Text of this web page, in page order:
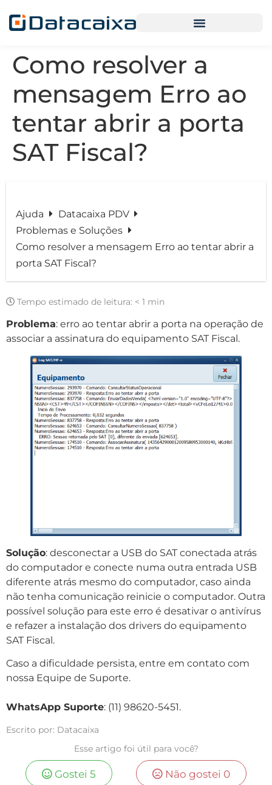
Como resolver a
mensagem Erro ao
tentar abrir a porta
SAT Fiscal?
Ajuda
Datacaixa PDV
Problemas e Soluções
Como resolver a mensagem Erro ao tentar abrir a
porta SAT Fiscal?
Tempo estimado de leitura: < 1 min
Problema: erro ao tentar abrir a porta na operação de
associar a assinatura do equipamento SAT Fiscal.
Solução: desconectar a USB do SAT conectada atrás
do computador e conecte numa outra entrada USB
diferente atrás mesmo do computador, caso ainda
não tenha comunicação reinicie o computador. Outra
possível solução para este erro é desativar o antivírus
e refazer a instalação dos drivers do equipamento
SAT Fiscal.
Caso a dificuldade persista, entre em contato com
nossa Equipe de Suporte.
WhatsApp Suporte: (11) 98620-5451.
Escrito por: Datacaixa
Esse artigo foi útil para você?
Gostei5 Não gostei 0